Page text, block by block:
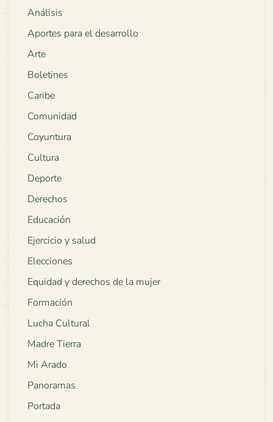
Análisis
Aportes para el desarrollo
Arte
Boletines
Caribe
Comunidad
Coyuntura
Cultura
Deporte
Derechos
Educación
Ejercicio y salud
Elecciones
Equidad y derechos de la mujer
Formación
Lucha Cultural
Madre Tierra
Mi Arado
Panoramas
Portada